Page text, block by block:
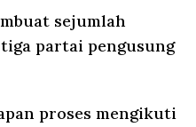
sejumlah
partai pengusung
proses mengikuti